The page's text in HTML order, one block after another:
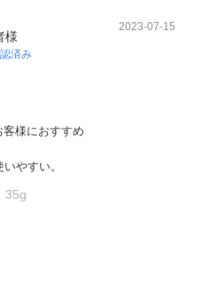
様
済み
2023-07-15
客様におすすめ
やすい。